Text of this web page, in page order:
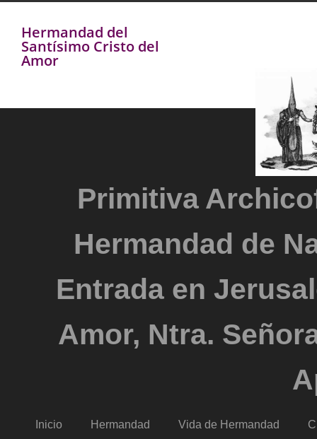
Hermandad del
Santísimo Cristo del
Amor
Primitiva
Hermandad de
Entrada en
Amor, Ntra.
Inicio Hermandad Vida de Hermandad